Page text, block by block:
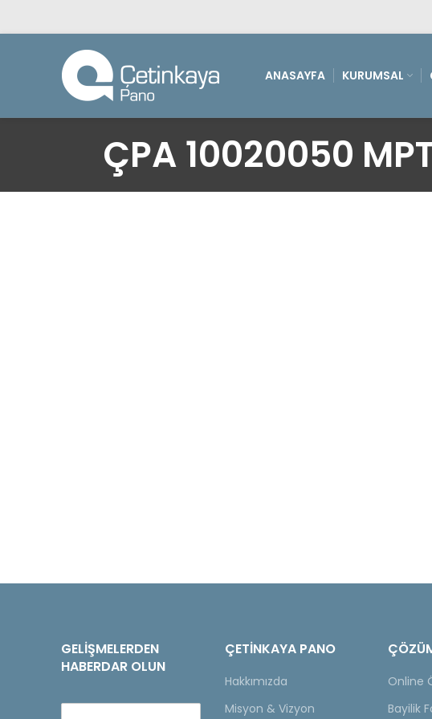
ANASAYFA KURUMSAL
ÇPA 10020050
GELIŞMELERDEN
HABERDAR OLUN
ÇETINKAYA PANO
Hakkımızda
Misyon & Vizyon
Online
Bayilik